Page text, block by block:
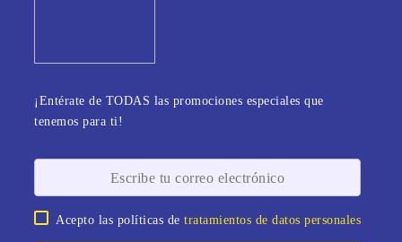
¡Entérate de TODAS las promociones especiales que
tenemos para ti!
Acepto las políticas detratamientos de datos personales